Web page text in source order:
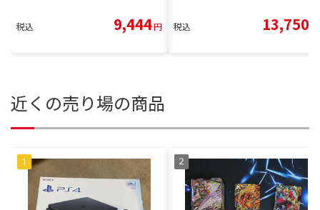
税込 9,444円 税込 13,750
近くの売り場の商品